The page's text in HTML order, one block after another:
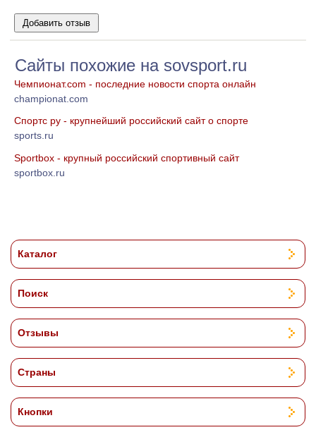
Сайты похожие на sovsport.ru
Чемпионат.com - последние новости спорта онлайн
championat.com
Спортс ру - крупнейший российский сайт о спорте
sports.ru
Sportbox - крупный российский спортивный сайт
sportbox.ru
Каталог
Поиск
Отзывы
Страны
Кнопки